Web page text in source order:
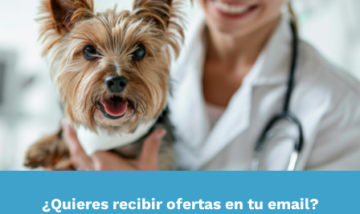
¿Quieres recibir ofertas en tu email?